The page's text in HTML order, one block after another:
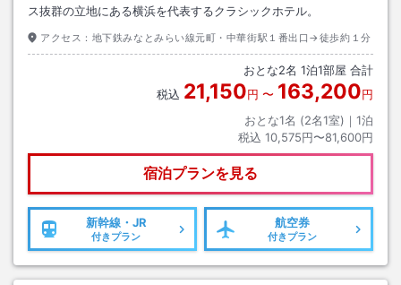
ス抜群の立地にある横浜を代表するクラシックホテル。
アクセス： 地下鉄みなとみらい線元町・中華街駅１番出口→徒歩約１分
おとな2名 1泊1部屋 合計
税込 21,150円 〜 163,200円
おとな1名 (2名1室)｜ 1泊
税込 10,575円〜81,600円
宿泊プランを見る
新幹線・JR
付きプラン
航空券
付きプラン